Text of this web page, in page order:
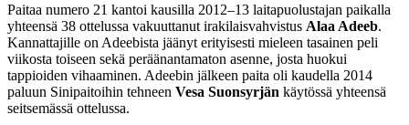
Paitaa numero 21 kantoi kausilla 2012–13 laitapuolustajan paikalla
yhteensä 38 ottelussa vakuuttanut irakilaisvahvistus Alaa Adeeb.
Kannattajille on Adeebista jäänyt erityisesti mieleen tasainen peli
viikosta toiseen sekä peräänantamaton asenne, josta huokui
tappioiden vihaaminen. Adeebin jälkeen paita oli kaudella 2014
paluun Sinipaitoihin tehneen Vesa Suonsyrjän käytössä yhteensä
seitsemässä ottelussa.